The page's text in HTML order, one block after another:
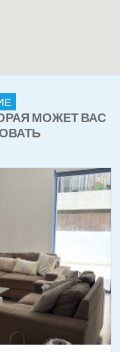
МОЖЕТ ВАС